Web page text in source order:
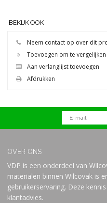
BEKIJK OOK
Neem contact op over dit
Toevoegen om te vergelijken
Aan verlanglijst toevoegen
Afdrukken
OVER ONS
VDP is een onderdeel van
materialen binnen Wilcovak is
gebruikerservaring. Deze
klantadvies.